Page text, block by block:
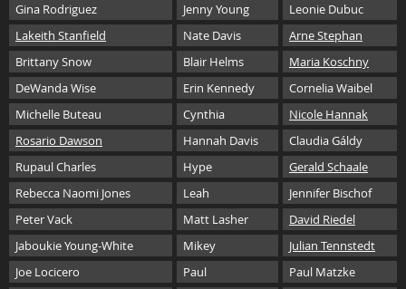
Gina Rodriguez Jenny Young
Leonie Dubuc
Lakeith Stanfield
Nate Davis
Arne Stephan
Brittany Snow
Blair Helms
Maria Koschny
DeWanda Wise
Erin Kennedy
Cornelia Waibel
Michelle Buteau
Cynthia
Nicole Hannak
Rosario Dawson
Hannah Davis
Claudia Gáldy
Rupaul Charles
Hype
Gerald Schaale
Rebecca Naomi Jones
Leah
Jennifer Bischof
Peter Vack
Matt Lasher
David Riedel
Jaboukie Young-White
Mikey
Julian Tennstedt
Joe Locicero
Paul Paul Matzke